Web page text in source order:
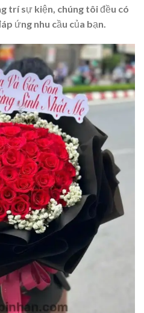
trí sự kiện, chúng tôi đều có
ứng nhu cầu của bạn.